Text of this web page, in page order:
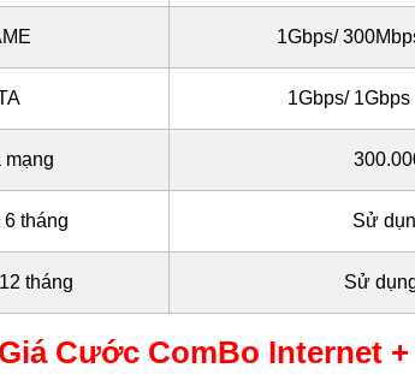
1Gbps/
1Gbps/ 1Gbps
mạng
tháng Sử
tháng Sử
Cước ComBo Internet